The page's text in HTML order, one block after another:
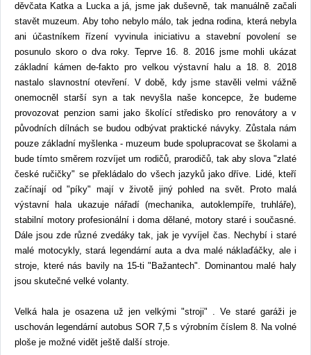
děvčata Katka a Lucka a já, jsme jak duševně, tak manuálně začali
stavět muzeum. Aby toho nebylo málo, tak jedna rodina, která nebyla
ani účastníkem řízení vyvinula iniciativu a stavební povolení se
posunulo skoro o dva roky. Teprve 16. 8. 2016 jsme mohli ukázat
základní kámen de-fakto pro velkou výstavní halu a 18. 8. 2018
nastalo slavnostní otevření. V době, kdy jsme stavěli velmi vážně
onemocněl starší syn a tak nevyšla naše koncepce, že budeme
provozovat penzion sami jako školící středisko pro renovátory a v
původních dílnách se budou odbývat praktické návyky. Zůstala nám
pouze základní myšlenka - muzeum bude spolupracovat se školami a
bude tímto směrem rozvíjet um rodičů, prarodičů, tak aby slova "zlaté
české ručičky" se překládalo do všech jazyků jako dříve. Lidé, kteří
začínají od "píky" mají v životě jiný pohled na svět. Proto malá
výstavní hala ukazuje nářadí (mechanika, autoklempíře, truhláře),
stabilní motory profesionální i doma dělané, motory staré i současné.
Dále jsou zde různé zvedáky tak, jak je vyvíjel čas. Nechybí i staré
malé motocykly, stará legendární auta a dva malé náklaďáčky, ale i
stroje, které nás bavily na 15-ti "Bažantech". Dominantou malé haly
jsou skutečné velké volanty.
Velká hala je osazena už jen velkými "stroji" . Ve staré garáži je
uschován legendární autobus SOR 7,5 s výrobním číslem 8. Na volné
ploše je možné vidět ještě další stroje.